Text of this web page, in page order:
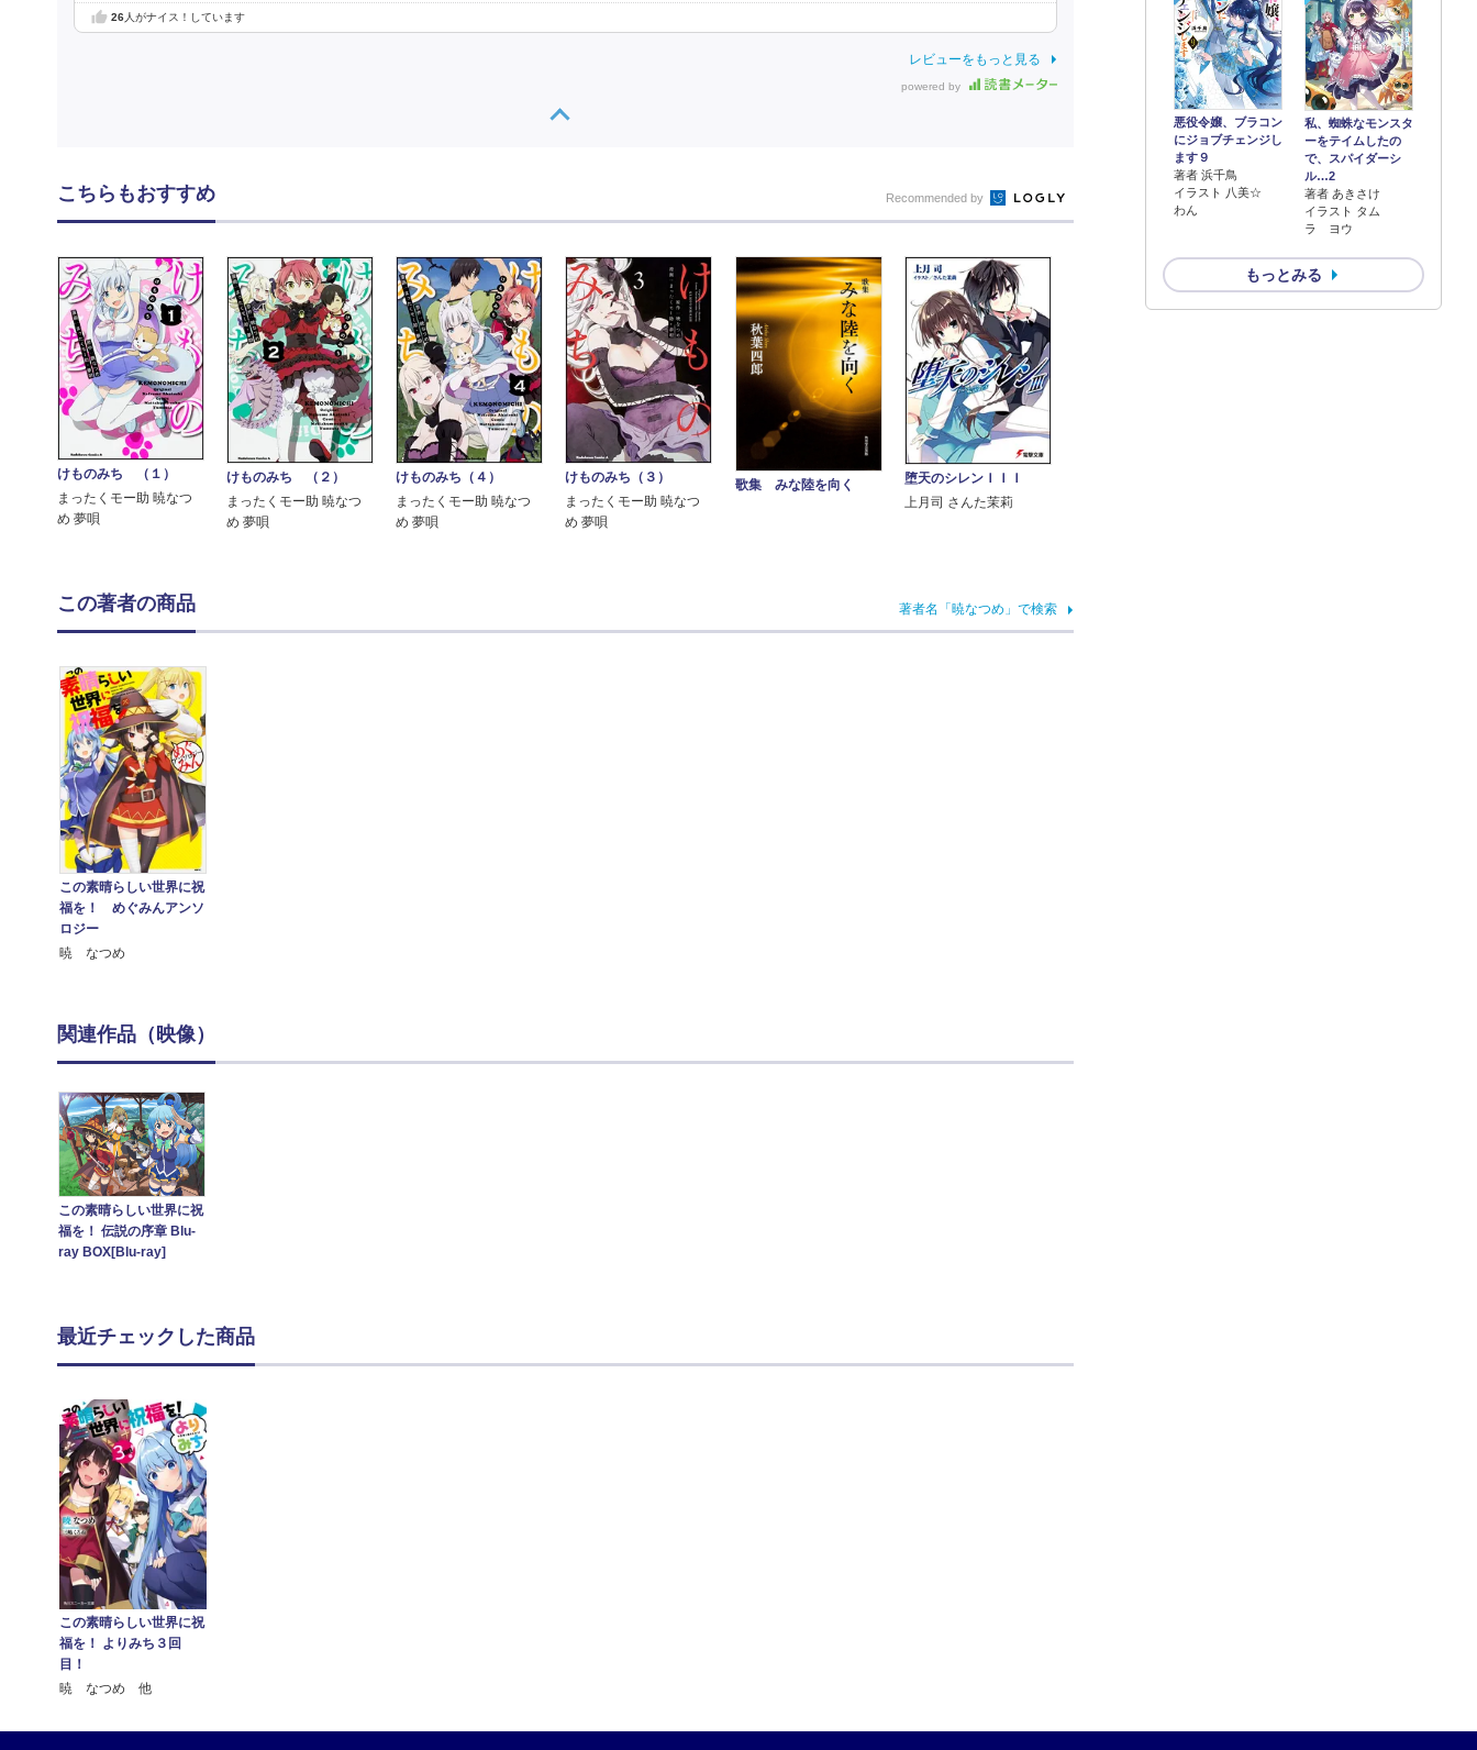
26人がナイス！しています
レビューをもっと見る
powered by
悪役令嬢、ブラコン
にジョブチェンジし
ます９
著者 浜千鳥
イラスト 八美☆
わん
私、蜘蛛なモンスタ
ーをテイムしたの
で、スパイダーシ
ル…2
著者 あきさけ
イラスト タム
ラ ヨウ
もっとみる
こちらもおすすめ Recommended by
けものみち （１）
まったくモー助 暁なつ
め 夢唄
けものみち （２）
まったくモー助 暁なつ
め 夢唄
けものみち（４）
まったくモー助 暁なつ
め 夢唄
けものみち（３）
まったくモー助 暁なつ
め 夢唄
歌集 みな陸を向く
堕天のシレンＩＩＩ
上月司 さんた茉莉
この著者の商品 著者名「暁なつめ」で検索
この素晴らしい世界に祝
福を！ めぐみんアンソ
ロジー
暁 なつめ
関連作品（映像）
この素晴らしい世界に祝
福を！ 伝説の序章 Blu-
ray BOX[Blu-ray]
最近チェックした商品
この素晴らしい世界に祝
福を！ よりみち３回
目！
暁 なつめ 他